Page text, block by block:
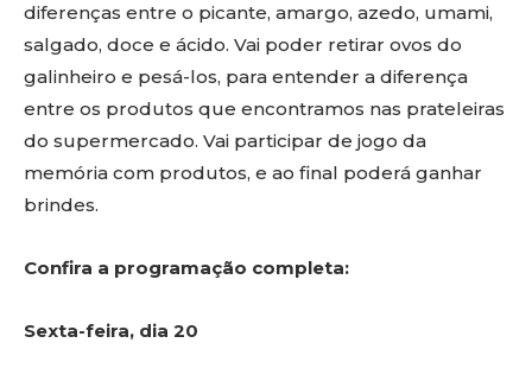
diferenças entre o picante, amargo, azedo, umami,
salgado, doce e ácido. Vai poder retirar ovos do
galinheiro e pesá-los, para entender a diferença
entre os produtos que encontramos nas prateleiras
do supermercado. Vai participar de jogo da
memória com produtos, e ao final poderá ganhar
brindes.
Confira a programação completa:
Sexta-feira, dia 20